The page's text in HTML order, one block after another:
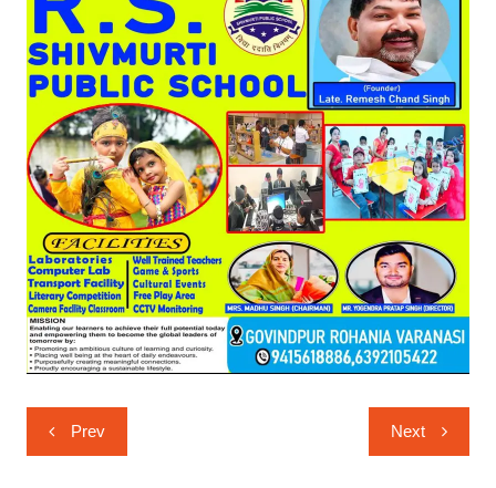
Post
navigation
Prev Next